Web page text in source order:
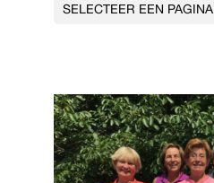
SELECTEER EEN PAGINA